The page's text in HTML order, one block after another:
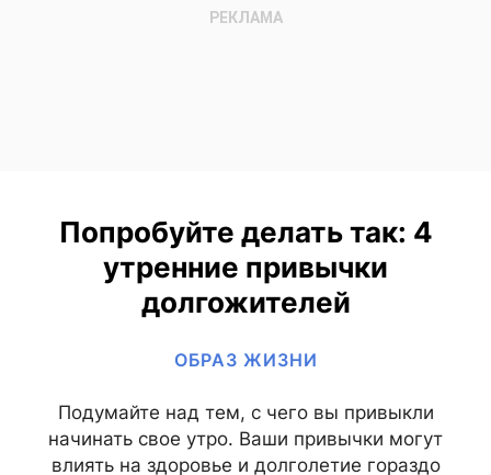
Попробуйте делать так: 4
утренние привычки
долгожителей
ОБРАЗ ЖИЗНИ
Подумайте над тем, с чего вы привыкли
начинать свое утро. Ваши привычки могут
влиять на здоровье и долголетие гораздо